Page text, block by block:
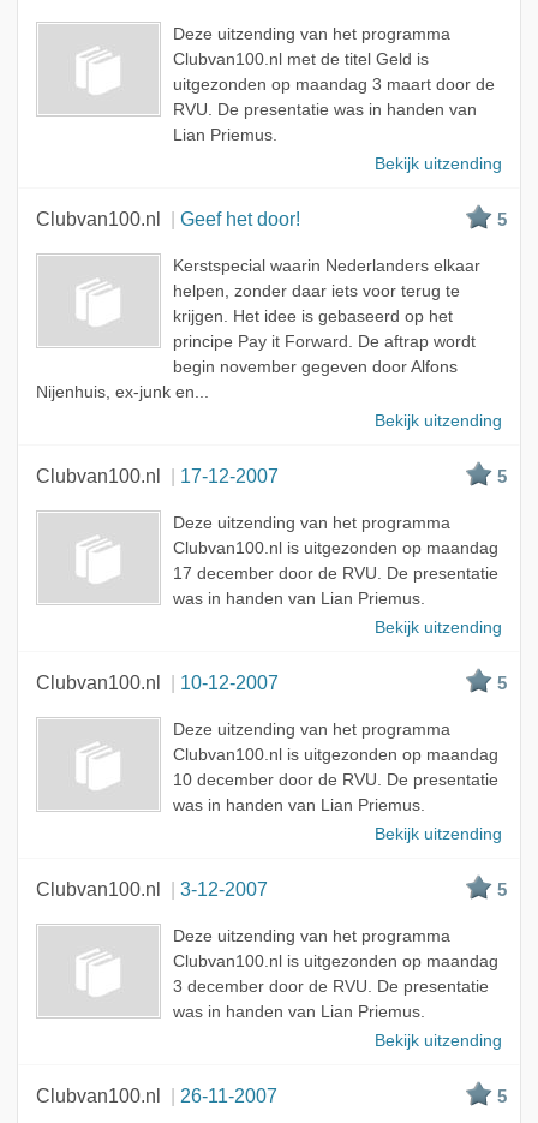
Deze uitzending van het programma
Clubvan100.nl met de titel Geld is
uitgezonden op maandag 3 maart door de
RVU. De presentatie was in handen van
Lian Priemus.
Bekijk uitzending
Clubvan100.nl Geef het door! 5
Kerstspecial waarin Nederlanders elkaar
helpen, zonder daar iets voor terug te
krijgen. Het idee is gebaseerd op het
principe Pay it Forward. De aftrap wordt
begin november gegeven door Alfons
Nijenhuis, ex-junk en...
Bekijk uitzending
Clubvan100.nl 17-12-2007 5
Deze uitzending van het programma
Clubvan100.nl is uitgezonden op maandag
17 december door de RVU. De presentatie
was in handen van Lian Priemus.
Bekijk uitzending
Clubvan100.nl 10-12-2007 5
Deze uitzending van het programma
Clubvan100.nl is uitgezonden op maandag
10 december door de RVU. De presentatie
was in handen van Lian Priemus.
Bekijk uitzending
Clubvan100.nl 3-12-2007 5
Deze uitzending van het programma
Clubvan100.nl is uitgezonden op maandag
3 december door de RVU. De presentatie
was in handen van Lian Priemus.
Bekijk uitzending
Clubvan100.nl 26-11-2007 5